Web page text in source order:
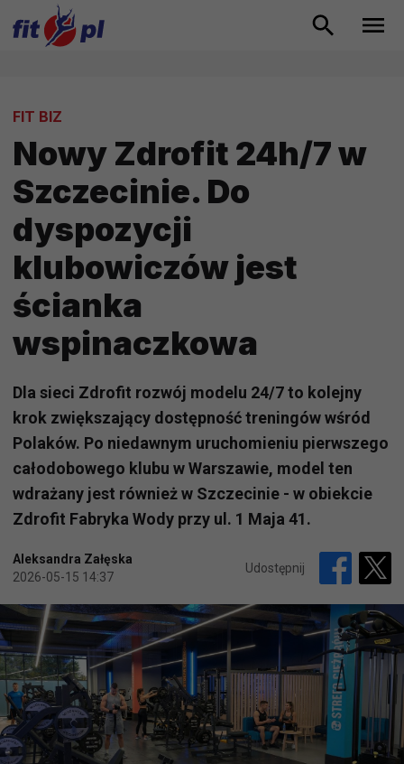
FIT BIZ
Nowy Zdrofit 24h/7 w
Szczecinie. Do
dyspozycji
klubowiczów jest
ścianka
wspinaczkowa
Dla sieci Zdrofit rozwój modelu 24/7 to kolejny
krok zwiększający dostępność treningów wśród
Polaków. Po niedawnym uruchomieniu pierwszego
całodobowego klubu w Warszawie, model ten
wdrażany jest również w Szczecinie - w obiekcie
Zdrofit Fabryka Wody przy ul. 1 Maja 41.
Aleksandra Załęska
2026-05-15 14:37
Udostępnij